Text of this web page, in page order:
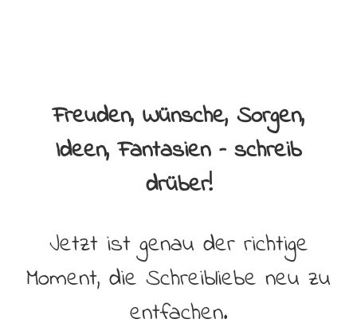
Freuden, Wünsche, Sorgen,
Ideen, Fantasien – schreib
drüber!
Jetzt ist genau der richtige
Moment, die Schreibliebe neu zu
entfachen.